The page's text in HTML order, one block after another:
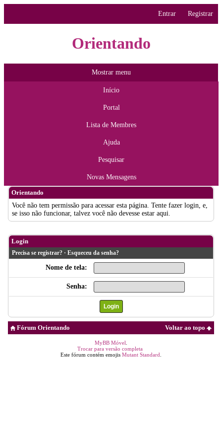
Entrar Registrar
Orientando
Mostrar menu
Início
Portal
Lista de Membres
Ajuda
Pesquisar
Novas Mensagens
Orientando
Você não tem permissão para acessar esta página. Tente fazer login, e,
se isso não funcionar, talvez você não devesse estar aqui.
Login
Precisa se registrar? · Esqueceu da senha?
Nome de tela:
Senha:
Voltar ao topo
Fórum Orientando
MyBB Móvel
Trocar para versão completa
Este fórum contém emojis Mutant Standard